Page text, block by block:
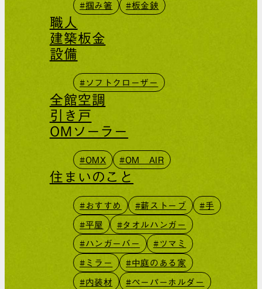
#掴み箸 #板金鋏
職人
建築板金
設備
#ソフトクローザー
全館空調
引き戸
OMソーラー
#OMX #OM AIR
住まいのこと
#おすすめ #薪ストーブ #手
#平屋 #タオルハンガー
#ハンガーバー #ツマミ
#ミラー #中庭のある家
#内装材 #ペーパーホルダー